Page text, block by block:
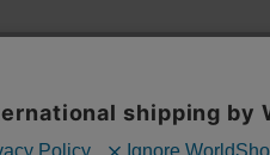
のいずれかの事由に該当する
ている場合。
Q&A